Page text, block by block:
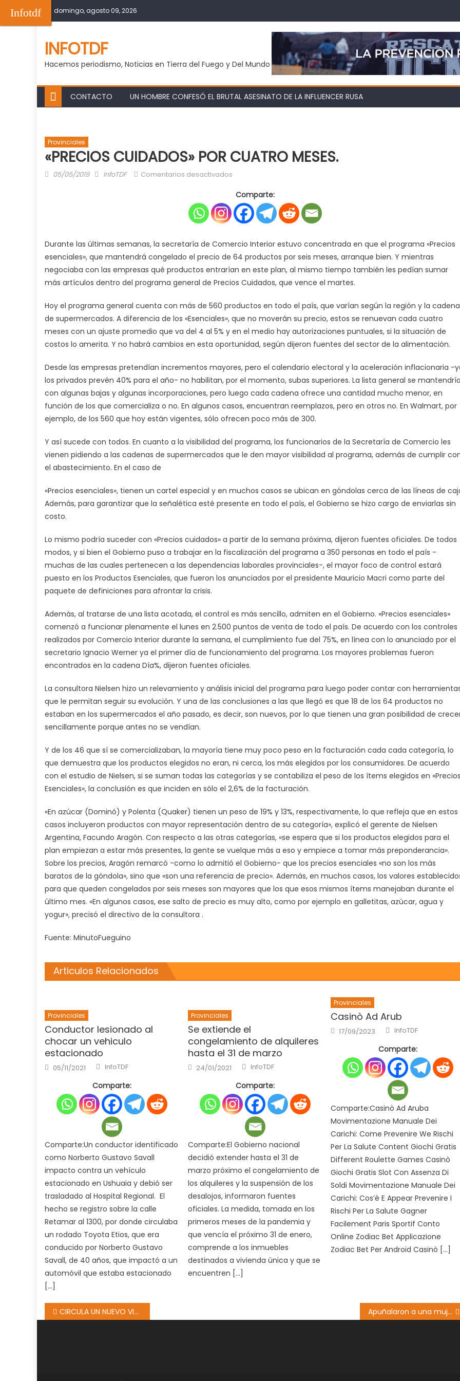
to
domingo, agosto 09, 2026
INFOTDF
Hacemos periodismo, Noticias en Tierra del Fuego y Del Mundo
CONTACTO UN HOMBRE CONFESÓ EL BRUTAL ASESINATO DE LA INFLUENCER RUSA
Provinciales
«PRECIOS CUIDADOS» POR CUATRO MESES.
Posted
05/05/2019 Author
InfoTDF Comentarios desactivados
CUIDADOS»
POR
CUATRO
Comparte:
Durante las últimas semanas, la secretaría de Comercio Interior estuvo concentrada en que el programa «Precios
esenciales», que mantendrá congelado el precio de 64 productos por seis meses, arranque bien. Y mientras
negociaba con las empresas qué productos entrarían en este plan, al mismo tiempo también les pedían sumar
más artículos dentro del programa general de Precios Cuidados, que vence el martes.
Hoy el programa general cuenta con más de 560 productos en todo el país, que varían según la región y la cadena
de supermercados. A diferencia de los «Esenciales», que no moverán su precio, estos se renuevan cada cuatro
meses con un ajuste promedio que va del 4 al 5% y en el medio hay autorizaciones puntuales, si la situación de
costos lo amerita. Y no habrá cambios en esta oportunidad, según dijeron fuentes del sector de la alimentación.
Desde las empresas pretendían incrementos mayores, pero el calendario electoral y la aceleración inflacionaria -
los privados prevén 40% para el año- no habilitan, por el momento, subas superiores. La lista general se
con algunas bajas y algunas incorporaciones, pero luego cada cadena ofrece una cantidad mucho menor, en
función de los que comercializa o no. En algunos casos, encuentran reemplazos, pero en otros no. En Walmart, por
ejemplo, de los 560 que hoy están vigentes, sólo ofrecen poco más de 300.
Y así sucede con todos. En cuanto a la visibilidad del programa, los funcionarios de la Secretaría de Comercio les
vienen pidiendo a las cadenas de supermercados que le den mayor visibilidad al programa, además de cumplir
el abastecimiento. En el caso de
«Precios esenciales», tienen un cartel especial y en muchos casos se ubican en góndolas cerca de las líneas de
Además, para garantizar que la señalética esté presente en todo el país, el Gobierno se hizo cargo de enviarlas sin
costo.
Lo mismo podría suceder con «Precios cuidados» a partir de la semana próxima, dijeron fuentes oficiales. De todos
modos, y si bien el Gobierno puso a trabajar en la fiscalización del programa a 350 personas en todo el país -
muchas de las cuales pertenecen a las dependencias laborales provinciales-, el mayor foco de control estará
puesto en los Productos Esenciales, que fueron los anunciados por el presidente Mauricio Macri como parte del
paquete de definiciones para afrontar la crisis.
Además, al tratarse de una lista acotada, el control es más sencillo, admiten en el Gobierno. «Precios esenciales»
comenzó a funcionar plenamente el lunes en 2.500 puntos de venta de todo el país. De acuerdo con los controles
realizados por Comercio Interior durante la semana, el cumplimiento fue del 75%, en línea con lo anunciado por el
secretario Ignacio Werner ya el primer día de funcionamiento del programa. Los mayores problemas fueron
encontrados en la cadena Día%, dijeron fuentes oficiales.
La consultora Nielsen hizo un relevamiento y análisis inicial del programa para luego poder contar con
que le permitan seguir su evolución. Y una de las conclusiones a las que llegó es que 18 de los 64 productos no
estaban en los supermercados el año pasado, es decir, son nuevos, por lo que tienen una gran posibilidad de
sencillamente porque antes no se vendían.
Y de los 46 que sí se comercializaban, la mayoría tiene muy poco peso en la facturación cada cada categoría, lo
que demuestra que los productos elegidos no eran, ni cerca, los más elegidos por los consumidores. De acuerdo
con el estudio de Nielsen, si se suman todas las categorías y se contabiliza el peso de los ítems elegidos en «Precios
Esenciales», la conclusión es que inciden en sólo el 2,6% de la facturación.
«En azúcar (Dominó) y Polenta (Quaker) tienen un peso de 19% y 13%, respectivamente, lo que refleja que en estos
casos incluyeron productos con mayor representación dentro de su categoría», explicó el gerente de Nielsen
Argentina, Facundo Aragón. Con respecto a las otras categorías, «se espera que si los productos elegidos para el
plan empiezan a estar más presentes, la gente se vuelque más a eso y empiece a tomar más preponderancia».
Sobre los precios, Aragón remarcó -como lo admitió el Gobierno- que los precios esenciales «no son los más
baratos de la góndola», sino que «son una referencia de precio». Además, en muchos casos, los valores
para que queden congelados por seis meses son mayores que los que esos mismos ítems manejaban durante el
último mes. «En algunos casos, ese salto de precio es muy alto, como por ejemplo en galletitas, azúcar, agua y
yogur», precisó el directivo de la consultora .
Fuente: MinutoFueguino
Articulos Relacionados
Provinciales
Conductor lesionado al
chocar un vehiculo
estacionado
Posted
on
05/11/2021 Author
InfoTDF
Comparte:
Comparte:Un conductor identificado
como Norberto Gustavo Savall
impacto contra un vehículo
estacionado en Ushuaia y debió ser
trasladado al Hospital Regional. El
hecho se registro sobre la calle
Retamar al 1300, por donde circulaba
un rodado Toyota Etios, que era
conducido por Norberto Gustavo
Savall, de 40 años, que impactó a un
automóvil que estaba estacionado
[…]
Provinciales
Se extiende el
congelamiento de alquileres
hasta el 31 de marzo
Posted
on
24/01/2021 Author
InfoTDF
Comparte:
Comparte:El Gobierno nacional
decidió extender hasta el 31 de
marzo próximo el congelamiento de
los alquileres y la suspensión de los
desalojos, informaron fuentes
oficiales. La medida, tomada en los
primeros meses de la pandemia y
que vencía el próximo 31 de enero,
comprende a los inmuebles
destinados a vivienda única y que se
encuentren […]
Provinciales
Casinò Ad Arub
Posted
on
17/09/2023 Author
InfoTDF
Comparte:
Comparte:Casinò Ad Aruba
Movimentazione Manuale Dei
Carichi: Come Prevenire We Rischi
Per La Salute Content Giochi Gratis
Different Roulette Games Casinò
Giochi Gratis Slot Con Assenza Di
Soldi Movimentazione Manuale Dei
Carichi: Cos’è E Appear Prevenire I
Rischi Per La Salute Gagner
Facilement Paris Sportif Conto
Online Zodiac Bet Applicazione
Zodiac Bet Per Android Casinò […]
Navegación
CIRCULA UN NUEVO VIRUS BANCARIO QUE VACIA CUENTAS. Apuñalaron a una mujer en el cuello y en la mano: la agresora seria otra mujer.
Infotdf